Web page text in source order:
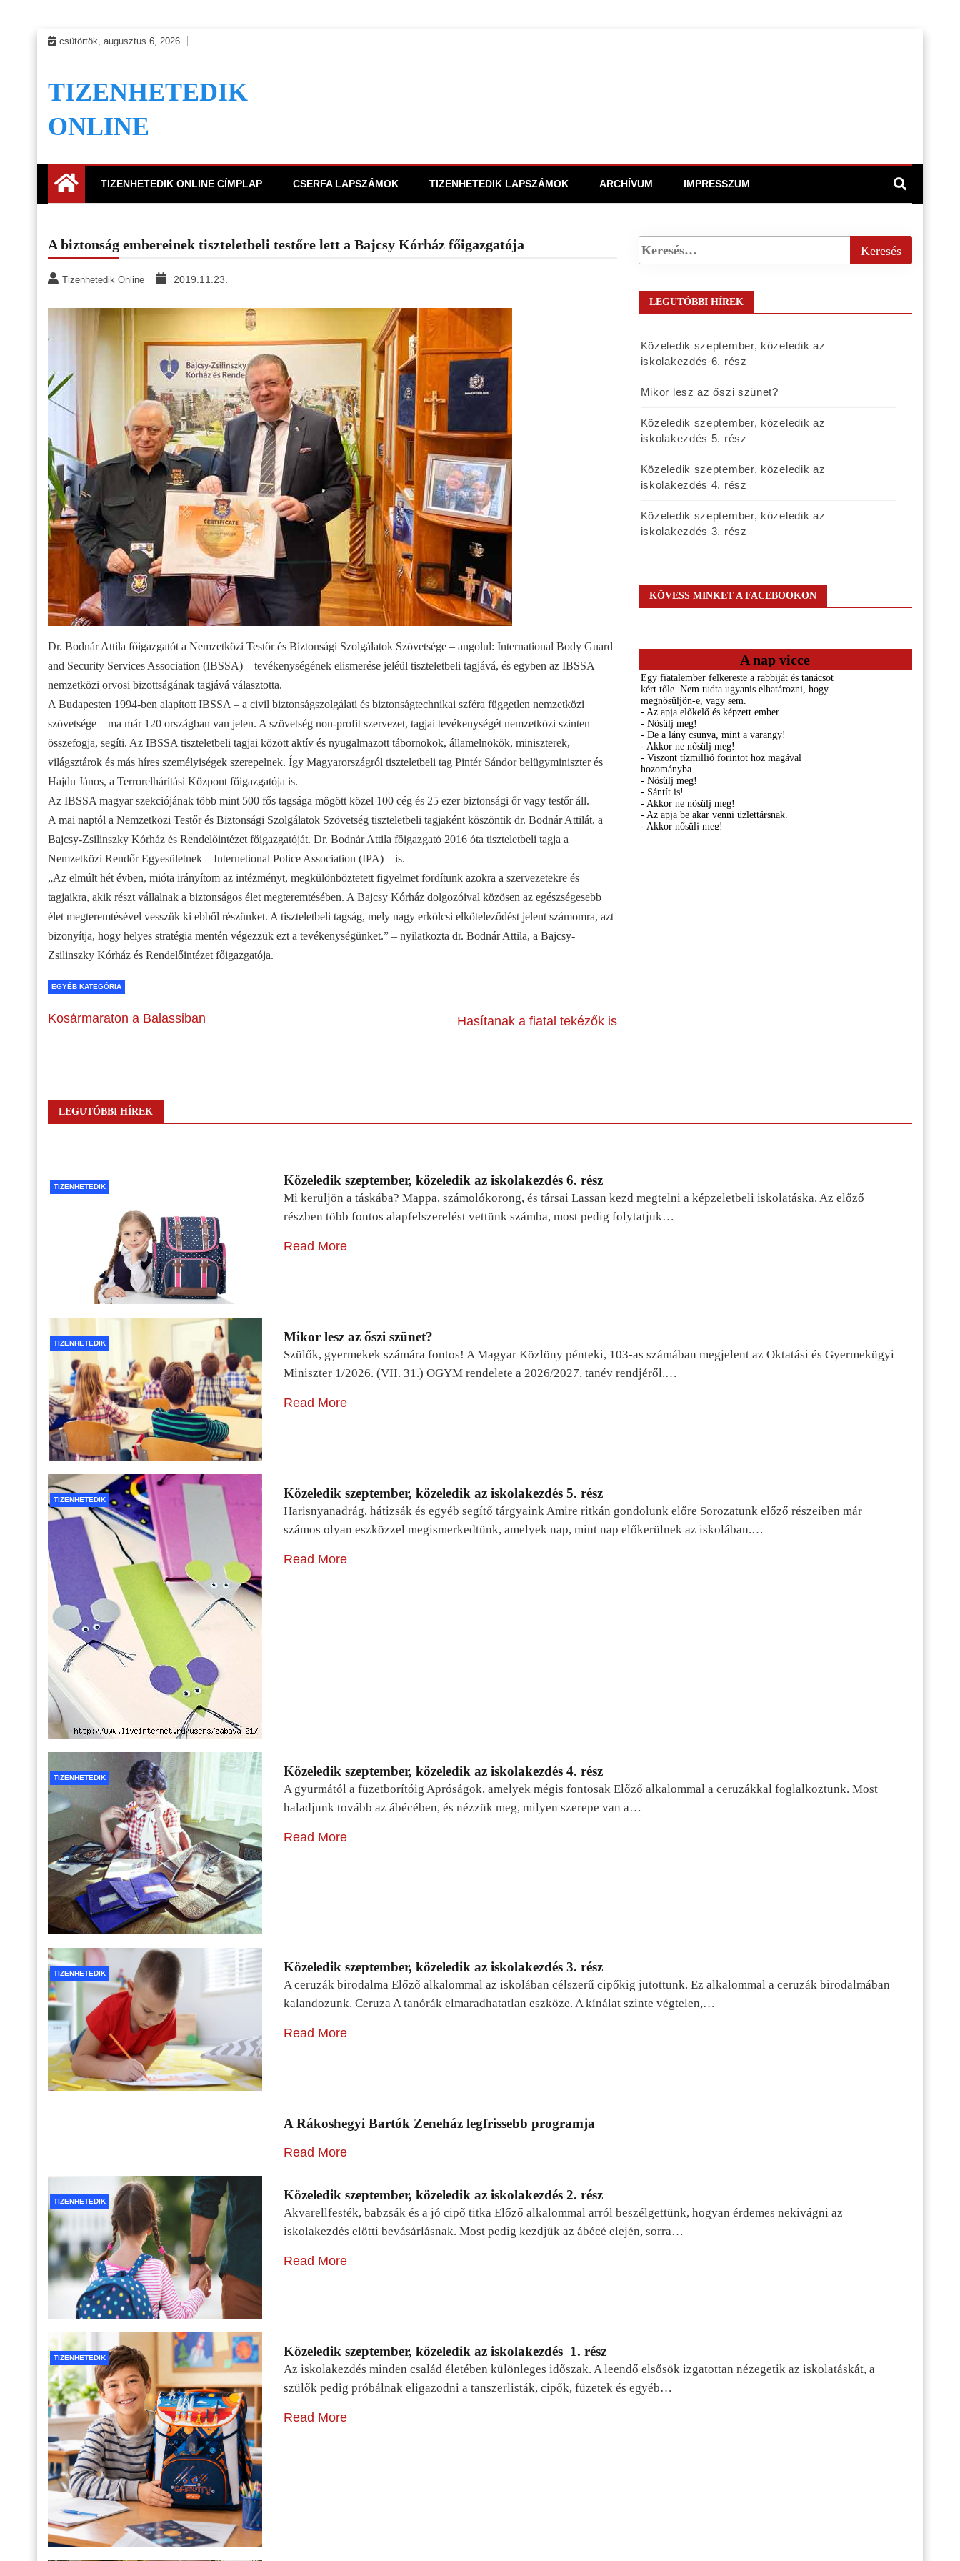
Skip
to
csütörtök, augusztus 6, 2026
TIZENHETEDIK
ONLINE
TIZENHETEDIK ONLINE CÍMPLAP CSERFA LAPSZÁMOK TIZENHETEDIK LAPSZÁMOK ARCHÍVUM IMPRESSZUM
A biztonság embereinek tiszteletbeli testőre lett a Bajcsy Kórház főigazgatója
Tizenhetedik Online 2019.11.23.
Dr. Bodnár Attila főigazgatót a Nemzetközi Testőr és Biztonsági Szolgálatok Szövetsége – angolul: International Body Guard
and Security Services Association (IBSSA) – tevékenységének elismerése jeléül tiszteletbeli tagjává, és egyben az IBSSA
nemzetközi orvosi bizottságának tagjává választotta.
A Budapesten 1994-ben alapított IBSSA – a civil biztonságszolgálati és biztonságtechnikai szféra független nemzetközi
szövetsége – ma már 120 országban van jelen. A szövetség non-profit szervezet, tagjai tevékenységét nemzetközi szinten
összefogja, segíti. Az IBSSA tiszteletbeli tagjai között aktív és nyugalmazott tábornokok, államelnökök, miniszterek,
világsztárok és más híres személyiségek szerepelnek. Így Magyarországról tiszteletbeli tag Pintér Sándor belügyminiszter és
Hajdu János, a Terrorelhárítási Központ főigazgatója is.
Az IBSSA magyar szekciójának több mint 500 fős tagsága mögött közel 100 cég és 25 ezer biztonsági őr vagy testőr áll.
A mai naptól a Nemzetközi Testőr és Biztonsági Szolgálatok Szövetség tiszteletbeli tagjaként köszöntik dr. Bodnár Attilát, a
Bajcsy-Zsilinszky Kórház és Rendelőintézet főigazgatóját. Dr. Bodnár Attila főigazgató 2016 óta tiszteletbeli tagja a
Nemzetközi Rendőr Egyesületnek – Internetional Police Association (IPA) – is.
„Az elmúlt hét évben, mióta irányítom az intézményt, megkülönböztetett figyelmet fordítunk azokra a szervezetekre és
tagjaikra, akik részt vállalnak a biztonságos élet megteremtésében. A Bajcsy Kórház dolgozóival közösen az egészségesebb
élet megteremtésével vesszük ki ebből részünket. A tiszteletbeli tagság, mely nagy erkölcsi elköteleződést jelent számomra, azt
bizonyítja, hogy helyes stratégia mentén végezzük ezt a tevékenységünket.” – nyilatkozta dr. Bodnár Attila, a Bajcsy-
Zsilinszky Kórház és Rendelőintézet főigazgatója.
EGYÉB KATEGÓRIA
Kosármaraton a Balassiban Hasítanak a fiatal tekézők is
LEGUTÓBBI HÍREK
Közeledik szeptember, közeledik az
iskolakezdés 6. rész
Mikor lesz az őszi szünet?
Közeledik szeptember, közeledik az
iskolakezdés 5. rész
Közeledik szeptember, közeledik az
iskolakezdés 4. rész
Közeledik szeptember, közeledik az
iskolakezdés 3. rész
KÖVESS MINKET A FACEBOOKON
A nap vicce
LEGUTÓBBI HÍREK
TIZENHETEDIK Közeledik szeptember, közeledik az iskolakezdés 6. rész
Mi kerüljön a táskába? Mappa, számolókorong, és társai Lassan kezd megtelni a képzeletbeli iskolatáska. Az előző
részben több fontos alapfelszerelést vettünk számba, most pedig folytatjuk…
Read More
TIZENHETEDIK Mikor lesz az őszi szünet?
Szülők, gyermekek számára fontos! A Magyar Közlöny pénteki, 103-as számában megjelent az Oktatási és Gyermekügyi
Miniszter 1/2026. (VII. 31.) OGYM rendelete a 2026/2027. tanév rendjéről.…
Read More
TIZENHETEDIK Közeledik szeptember, közeledik az iskolakezdés 5. rész
Harisnyanadrág, hátizsák és egyéb segítő tárgyaink Amire ritkán gondolunk előre Sorozatunk előző részeiben már
számos olyan eszközzel megismerkedtünk, amelyek nap, mint nap előkerülnek az iskolában.…
Read More
TIZENHETEDIK Közeledik szeptember, közeledik az iskolakezdés 4. rész
A gyurmától a füzetborítóig Apróságok, amelyek mégis fontosak Előző alkalommal a ceruzákkal foglalkoztunk. Most
haladjunk tovább az ábécében, és nézzük meg, milyen szerepe van a…
Read More
TIZENHETEDIK Közeledik szeptember, közeledik az iskolakezdés 3. rész
A ceruzák birodalma Előző alkalommal az iskolában célszerű cipőkig jutottunk. Ez alkalommal a ceruzák birodalmában
kalandozunk. Ceruza A tanórák elmaradhatatlan eszköze. A kínálat szinte végtelen,…
Read More
A Rákoshegyi Bartók Zeneház legfrissebb programja
Read More
TIZENHETEDIK Közeledik szeptember, közeledik az iskolakezdés 2. rész
Akvarellfesték, babzsák és a jó cipő titka Előző alkalommal arról beszélgettünk, hogyan érdemes nekivágni az
iskolakezdés előtti bevásárlásnak. Most pedig kezdjük az ábécé elején, sorra…
Read More
TIZENHETEDIK Közeledik szeptember, közeledik az iskolakezdés 1. rész
Az iskolakezdés minden család életében különleges időszak. A leendő elsősök izgatottan nézegetik az iskolatáskát, a
szülők pedig próbálnak eligazodni a tanszerlisták, cipők, füzetek és egyéb…
Read More